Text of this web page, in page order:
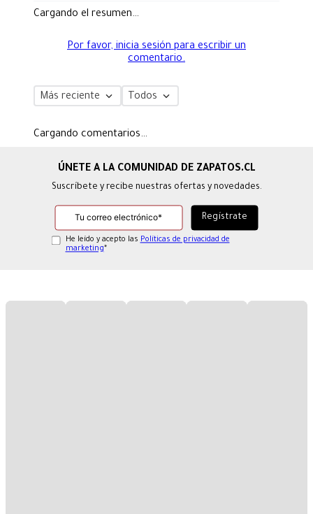
Cargando el resumen…
Por favor, inicia sesión para escribir un
comentario.
Más reciente Todos
Cargando comentarios…
Suscríbete y recibe nuestras ofertas y novedades.
He leído y acepto las Políticas de privacidad de
marketing*